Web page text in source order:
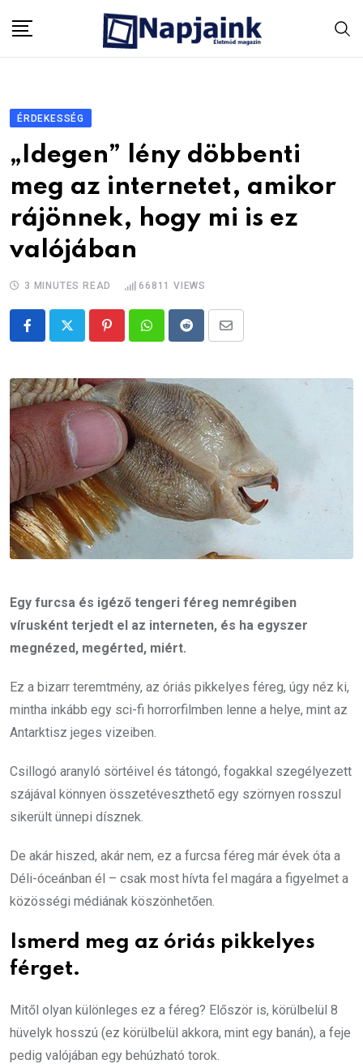
ÉRDEKESSÉG
„Idegen” lény döbbenti
meg az internetet, amikor
rájönnek, hogy mi is ez
valójában
3 MINUTES READ 66811 VIEWS
PinterestWhatsappRedditShare
Email
Egy furcsa és igéző tengeri féreg nemrégiben
vírusként terjedt el az interneten, és ha egyszer
megnézed, megérted, miért.
Ez a bizarr teremtmény, az óriás pikkelyes féreg, úgy néz ki,
mintha inkább egy sci-fi horrorfilmben lenne a helye, mint az
Antarktisz jeges vizeiben.
Csillogó aranyló sörtéivel és tátongó, fogakkal szegélyezett
szájával könnyen összetéveszthető egy szörnyen rosszul
sikerült ünnepi dísznek.
De akár hiszed, akár nem, ez a furcsa féreg már évek óta a
Déli-óceánban él – csak most hívta fel magára a figyelmet a
közösségi médiának köszönhetően.
Ismerd meg az óriás pikkelyes
férget.
Mitől olyan különleges ez a féreg? Először is, körülbelül 8
hüvelyk hosszú (ez körülbelül akkora, mint egy banán), a feje
pedig valójában egy behúzható torok.